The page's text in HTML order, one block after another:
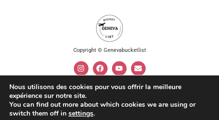
Copyright © Genevabucketlist
Mentions légales
Nous utilisons des cookies pour vous offrir la meilleure
expérience sur notre site.
You can find out more about which cookies we are using or
switch them off in settings.